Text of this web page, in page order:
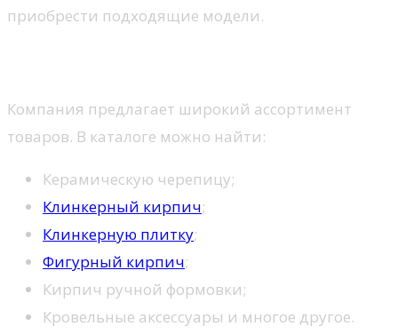
приобрести подходящие модели.
Компания предлагает широкий ассортимент
товаров. В каталоге можно найти:
Керамическую черепицу;
Клинкерный кирпич;
Клинкерную плитку;
Фигурный кирпич;
Кирпич ручной формовки;
Кровельные аксессуары и многое другое.